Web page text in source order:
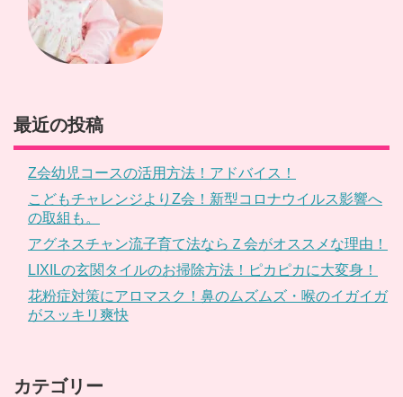
最近の投稿
Z会幼児コースの活用方法！アドバイス！
こどもチャレンジよりZ会！新型コロナウイルス影響へ
の取組も。
アグネスチャン流子育て法ならＺ会がオススメな理由！
LIXILの玄関タイルのお掃除方法！ピカピカに大変身！
花粉症対策にアロマスク！鼻のムズムズ・喉のイガイガ
がスッキリ爽快
カテゴリー